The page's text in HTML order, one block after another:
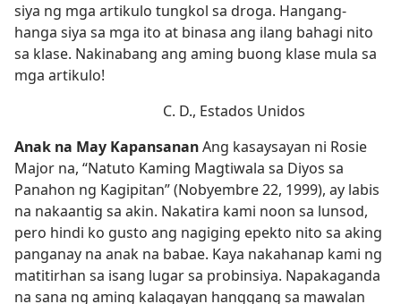
siya ng mga artikulo tungkol sa droga. Hangang-
hanga siya sa mga ito at binasa ang ilang bahagi nito
sa klase. Nakinabang ang aming buong klase mula sa
mga artikulo!
C. D., Estados Unidos
Anak na May Kapansanan
Major na, “Natuto Kaming Magtiwala sa Diyos sa
Panahon ng Kagipitan” (Nobyembre 22, 1999), ay labis
na nakaantig sa akin. Nakatira kami noon sa lunsod,
pero hindi ko gusto ang nagiging epekto nito sa aking
panganay na anak na babae. Kaya nakahanap kami ng
matitirhan sa isang lugar sa probinsiya. Napakaganda
na sana ng aming kalagayan hanggang sa mawalan